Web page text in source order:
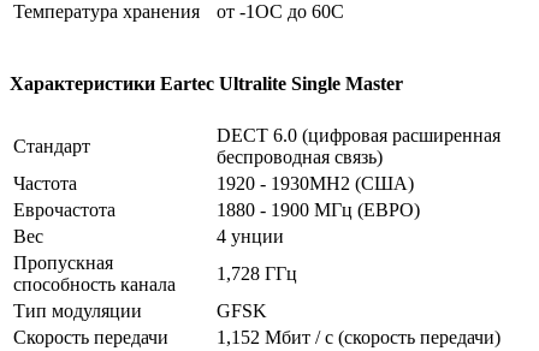
Температура хранения
от -1OC до 60C
Характеристики Eartec Ultralite Single Master
Стандарт
DECT 6.0 (цифровая расширенная
беспроводная связь)
Частота
1920 - 1930MH2 (США)
Еврочастота
1880 - 1900 МГц (ЕВРО)
Вес
4 унции
Пропускная
способность канала
1,728 ГГц
Тип модуляции
GFSK
Скорость передачи
1,152 Мбит / с (скорость передачи)